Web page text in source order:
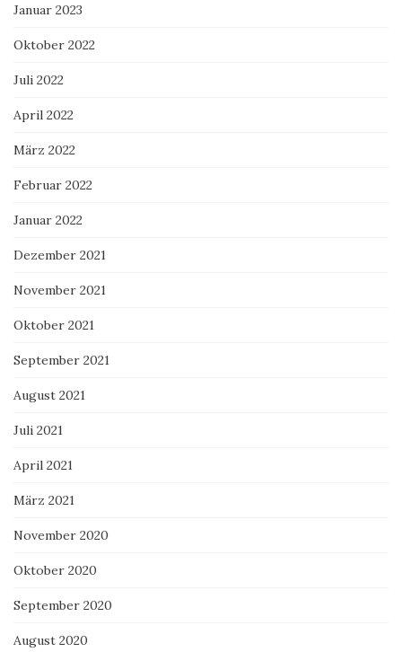
Januar 2023
Oktober 2022
Juli 2022
April 2022
März 2022
Februar 2022
Januar 2022
Dezember 2021
November 2021
Oktober 2021
September 2021
August 2021
Juli 2021
April 2021
März 2021
November 2020
Oktober 2020
September 2020
August 2020